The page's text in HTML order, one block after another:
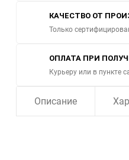
КАЧЕСТВО ОТ
Только
ОПЛАТА ПРИ
Курьеру или в пункте
Описание